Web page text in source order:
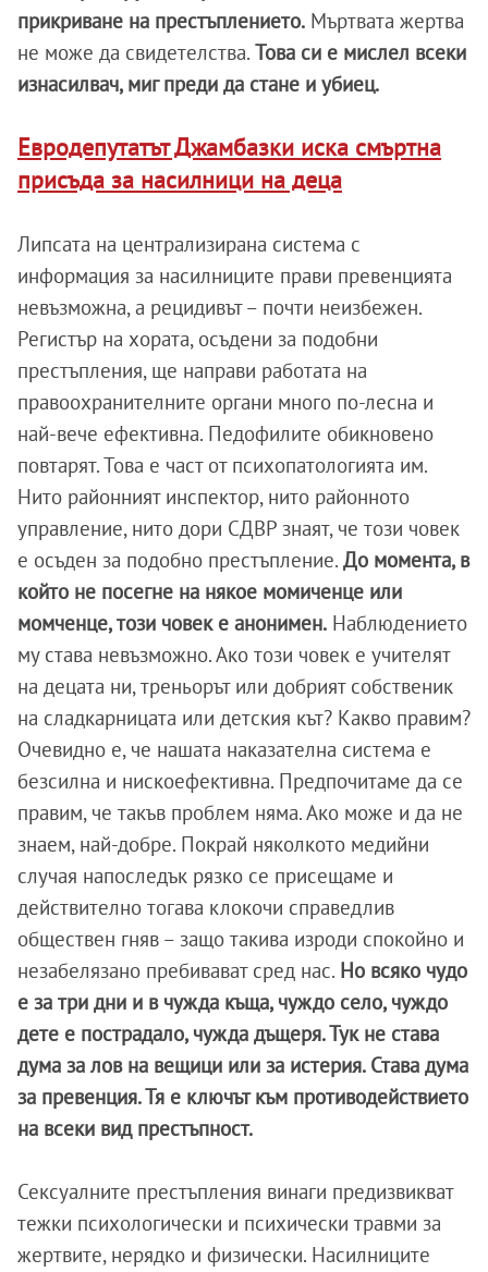
прикриване на престъплението. Мъртвата жертва
не може да свидетелства. Това си е мислел всеки
изнасилвач, миг преди да стане и убиец.
Евродепутатът Джамбазки иска смъртна
присъда за насилници на деца
Липсата на централизирана система с
информация за насилниците прави превенцията
невъзможна, а рецидивът – почти неизбежен.
Регистър на хората, осъдени за подобни
престъпления, ще направи работата на
правоохранителните органи много по-лесна и
най-вече ефективна. Педофилите обикновено
повтарят. Това е част от психопатологията им.
Нито районният инспектор, нито районното
управление, нито дори СДВР знаят, че този човек
е осъден за подобно престъпление. До момента, в
който не посегне на някое момиченце или
момченце, този човек е анонимен. Наблюдението
му става невъзможно. Ако този човек е учителят
на децата ни, треньорът или добрият собственик
на сладкарницата или детския кът? Какво правим?
Очевидно е, че нашата наказателна система е
безсилна и нискоефективна. Предпочитаме да се
правим, че такъв проблем няма. Ако може и да не
знаем, най-добре. Покрай няколкото медийни
случая напоследък рязко се присещаме и
действително тогава клокочи справедлив
обществен гняв – защо такива изроди спокойно и
незабелязано пребивават сред нас. Но всяко чудо
е за три дни и в чужда къща, чуждо село, чуждо
дете е пострадало, чужда дъщеря. Тук не става
дума за лов на вещици или за истерия. Става дума
за превенция. Тя е ключът към противодействието
на всеки вид престъпност.
Сексуалните престъпления винаги предизвикват
тежки психологически и психически травми за
жертвите, нерядко и физически. Насилниците